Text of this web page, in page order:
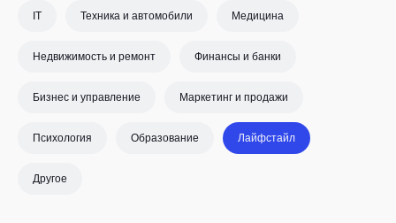
IT Техника и автомобили Медицина
Недвижимость и ремонт Финансы и банки
Бизнес и управление Маркетинг и продажи
Психология Образование Лайфстайл
Другое